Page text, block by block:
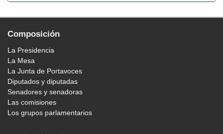
Composición
La Presidencia
La Mesa
La Junta de Portavoces
Diputados y diputadas
Senadores y senadoras
Las comisiones
Los grupos parlamentarios